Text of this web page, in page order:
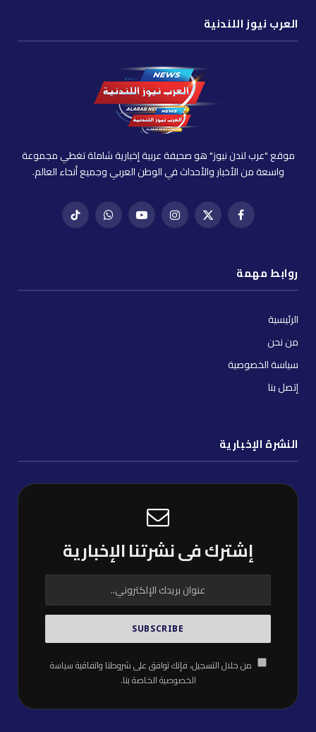
العرب نيوز اللندنية
موقع "عرب لندن نيوز" هو صحيفة عربية إخبارية شاملة تغطي مجموعة
واسعة من الأخبار والأحداث في الوطن العربي وجميع أنحاء العالم.
فيسبوكX
إنستغراميوتيوب واتساب تيك
روابط مهمة
الرئيسية
من نحن
سياسة الخصوصية
إتصل بنا
النشرة الإخبارية
إشترك فى نشرتنا الإخبارية
من خلال التسجيل، فإنك توافق على شروطنا واتفاقيةسياسة
الخصوصيةالخاصة بنا.